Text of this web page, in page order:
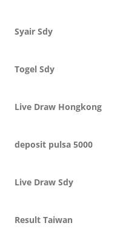
Syair Sdy
Togel Sdy
Live Draw Hongkong
deposit pulsa 5000
Live Draw Sdy
Result Taiwan